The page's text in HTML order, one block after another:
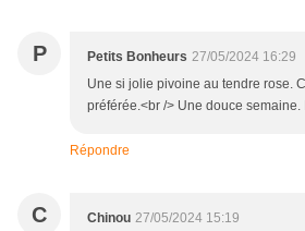
P Petits Bonheurs 27/05/2024 16:29
Une si jolie pivoine au tendre rose.
préférée.<br /> Une douce semaine.
Répondre
C Chinou 27/05/2024 15:19